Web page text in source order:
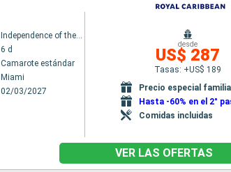
Independence of the Seas
6 d
Camarote estándar
Miami
02/03/2027
desde
US$ 287
Tasas: +US$ 189
Precio especial
Hasta -60% en el 2°
Comidas incluidas
VER LAS OFERTAS